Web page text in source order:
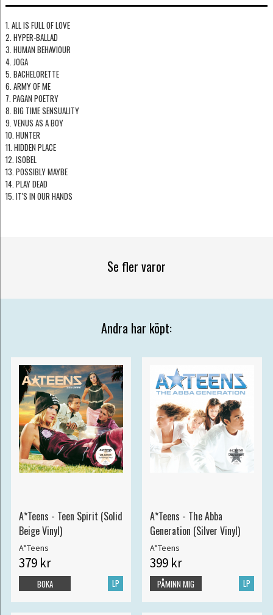
1. ALL IS FULL OF LOVE
2. HYPER-BALLAD
3. HUMAN BEHAVIOUR
4. JOGA
5. BACHELORETTE
6. ARMY OF ME
7. PAGAN POETRY
8. BIG TIME SENSUALITY
9. VENUS AS A BOY
10. HUNTER
11. HIDDEN PLACE
12. ISOBEL
13. POSSIBLY MAYBE
14. PLAY DEAD
15. IT'S IN OUR HANDS
Se fler varor
Andra har köpt:
A*Teens - Teen Spirit (Solid
Beige Vinyl)
A*Teens
379 kr
LP
BOKA
A*Teens - The Abba
Generation (Silver Vinyl)
A*Teens
399 kr
LP
PÅMINN MIG